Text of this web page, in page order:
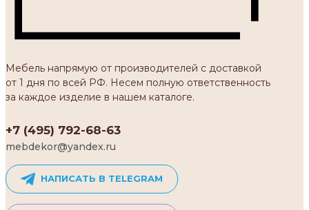
Мебель напрямую от производителей с доставкой
от 1 дня по всей РФ. Несем полную ответственность
за каждое изделие в нашем каталоге.
+7 (495) 792-68-63
mebdekor@yandex.ru
НАПИСАТЬ В TELEGRAM